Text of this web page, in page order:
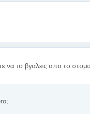
να το βγαλεις απο το